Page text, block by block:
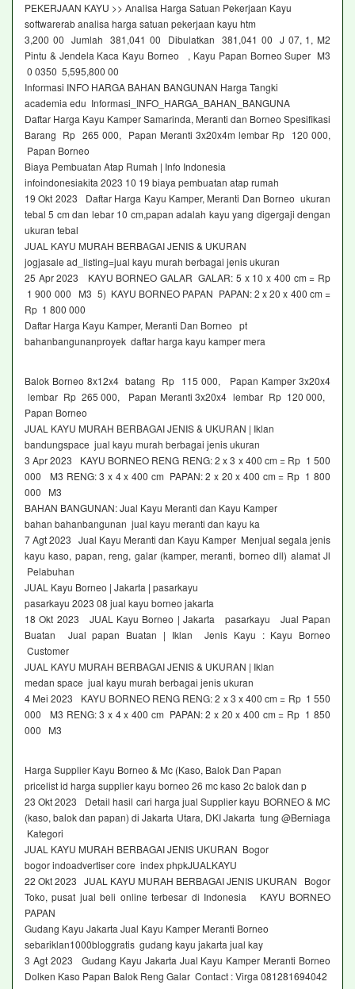
PEKERJAAN KAYU >> Analisa Harga Satuan Pekerjaan Kayu
softwarerab analisa harga satuan pekerjaan kayu htm
3,200 00 Jumlah 381,041 00 Dibulatkan 381,041 00 J 07, 1, M2
Pintu & Jendela Kaca Kayu Borneo , Kayu Papan Borneo Super M3
0 0350 5,595,800 00
Informasi INFO HARGA BAHAN BANGUNAN Harga Tangki
academia edu Informasi_INFO_HARGA_BAHAN_BANGUNA
Daftar Harga Kayu Kamper Samarinda, Meranti dan Borneo Spesifikasi
Barang Rp 265 000, Papan Meranti 3x20x4m lembar Rp 120 000,
Papan Borneo
Biaya Pembuatan Atap Rumah | Info Indonesia
infoindonesiakita 2023 10 19 biaya pembuatan atap rumah
19 Okt 2023 Daftar Harga Kayu Kamper, Meranti Dan Borneo ukuran
tebal 5 cm dan lebar 10 cm,papan adalah kayu yang digergaji dengan
ukuran tebal
JUAL KAYU MURAH BERBAGAI JENIS & UKURAN
jogjasale ad_listing=jual kayu murah berbagai jenis ukuran
25 Apr 2023 KAYU BORNEO GALAR GALAR: 5 x 10 x 400 cm = Rp
1 900 000 M3 5) KAYU BORNEO PAPAN PAPAN: 2 x 20 x 400 cm =
Rp 1 800 000
Daftar Harga Kayu Kamper, Meranti Dan Borneo pt
bahanbangunanproyek daftar harga kayu kamper mera
Balok Borneo 8x12x4 batang Rp 115 000, Papan Kamper 3x20x4
lembar Rp 265 000, Papan Meranti 3x20x4 lembar Rp 120 000,
Papan Borneo
JUAL KAYU MURAH BERBAGAI JENIS & UKURAN | Iklan
bandungspace jual kayu murah berbagai jenis ukuran
3 Apr 2023 KAYU BORNEO RENG RENG: 2 x 3 x 400 cm = Rp 1 500
000 M3 RENG: 3 x 4 x 400 cm PAPAN: 2 x 20 x 400 cm = Rp 1 800
000 M3
BAHAN BANGUNAN: Jual Kayu Meranti dan Kayu Kamper
bahan bahanbangunan jual kayu meranti dan kayu ka
7 Agt 2023 Jual Kayu Meranti dan Kayu Kamper Menjual segala jenis
kayu kaso, papan, reng, galar (kamper, meranti, borneo dll) alamat Jl
Pelabuhan
JUAL Kayu Borneo | Jakarta | pasarkayu
pasarkayu 2023 08 jual kayu borneo jakarta
18 Okt 2023 JUAL Kayu Borneo | Jakarta pasarkayu Jual Papan
Buatan Jual papan Buatan | Iklan Jenis Kayu : Kayu Borneo
Customer
JUAL KAYU MURAH BERBAGAI JENIS & UKURAN | Iklan
medan space jual kayu murah berbagai jenis ukuran
4 Mei 2023 KAYU BORNEO RENG RENG: 2 x 3 x 400 cm = Rp 1 550
000 M3 RENG: 3 x 4 x 400 cm PAPAN: 2 x 20 x 400 cm = Rp 1 850
000 M3
Harga Supplier Kayu Borneo & Mc (Kaso, Balok Dan Papan
pricelist id harga supplier kayu borneo 26 mc kaso 2c balok dan p
23 Okt 2023 Detail hasil cari harga jual Supplier kayu BORNEO & MC
(kaso, balok dan papan) di Jakarta Utara, DKI Jakarta tung @Berniaga
Kategori
JUAL KAYU MURAH BERBAGAI JENIS UKURAN Bogor
bogor indoadvertiser core index phpkJUALKAYU
22 Okt 2023 JUAL KAYU MURAH BERBAGAI JENIS UKURAN Bogor
Toko, pusat jual beli online terbesar di Indonesia KAYU BORNEO
PAPAN
Gudang Kayu Jakarta Jual Kayu Kamper Meranti Borneo
sebariklan1000bloggratis gudang kayu jakarta jual kay
3 Agt 2023 Gudang Kayu Jakarta Jual Kayu Kamper Meranti Borneo
Dolken Kaso Papan Balok Reng Galar Contact : Virga 081281694042